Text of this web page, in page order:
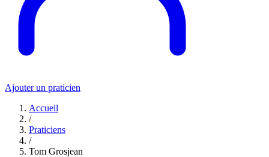
Ajouter un praticien
Accueil
/
Praticiens
/
Tom Grosjean